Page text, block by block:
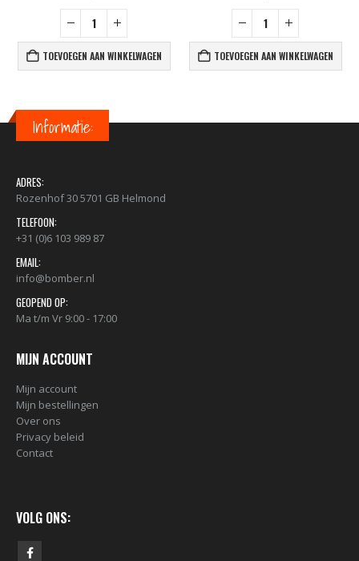
TOEVOEGEN AAN WINKELWAGEN TOEVOEGEN AAN WINKELWAGEN
Informatie:
ADRES:
Rozenhof 30 5701 GB Helmond
TELEFOON:
+31 (0)6 103 989 87
EMAIL:
info@bomber.nl
GEOPEND OP:
Ma t/m Vr 9:00 - 17:00
MIJN ACCOUNT
Mijn account
Mijn bestellingen
Over ons
Privacy beleid
Contact
VOLG ONS: